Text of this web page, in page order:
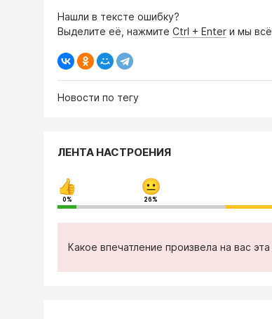
Нашли в тексте ошибку?
Выделите её, нажмите Ctrl + Enter и мы
Новости по тегу
ЛЕНТА НАСТРОЕНИЯ
0% 26%
Какое впечатление произвела на вас